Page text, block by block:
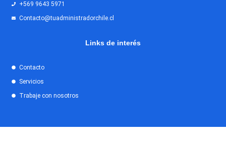
+569 9643 5971
Contacto@tuadministradorchile.cl
Links de interés
Contacto
Servicios
Trabaje con nosotros